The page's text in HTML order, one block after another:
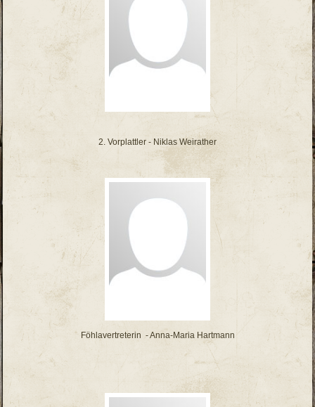
2. Vorplattler - Niklas Weirather
Föhlavertreterin - Anna-Maria Hartmann